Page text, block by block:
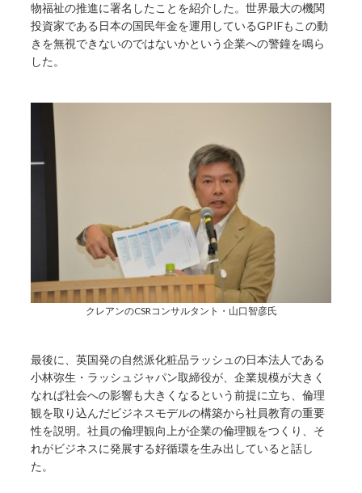
物福祉の推進に署名したことを紹介した。世界最大の機関
投資家である日本の国民年金を運用しているGPIFもこの動
きを無視できないのではないかという企業への警鐘を鳴ら
した。
クレアンのCSRコンサルタント・山口智彦氏
最後に、英国発の自然派化粧品ラッシュの日本法人である
小林弥生・ラッシュジャパン取締役が、企業規模が大きく
なれば社会への影響も大きくなるという前提に立ち、倫理
観を取り込んだビジネスモデルの構築から社員教育の重要
性を説明。社員の倫理観向上が企業の倫理観をつくり、そ
れがビジネスに発展する好循環を生み出していると話し
た。